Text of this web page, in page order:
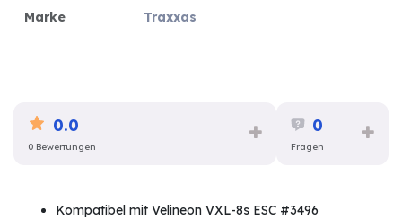
Marke
Traxxas
0.0
0 Bewertungen
0
Fragen
Kompatibel mit Velineon VXL-8s ESC #3496